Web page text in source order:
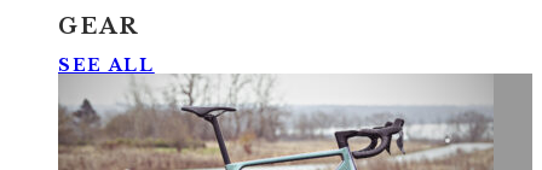
GEAR
SEE ALL